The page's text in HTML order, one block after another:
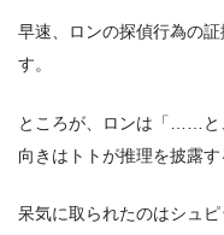
早速、ロンの探偵行為の
す。
ところが、ロンは「……と
向きはトトが推理を披露す
呆気に取られたのはシュ